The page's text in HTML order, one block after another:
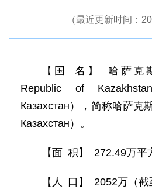
（最近更新时间：
【国 名】 哈萨克
Republic of
Казахстан），简称哈萨克
Казахстан）。
【面 积】 272.49万平
【人 口】 2052万（